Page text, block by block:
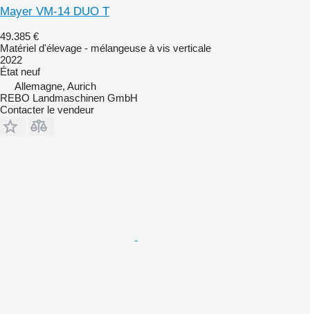
Mayer VM-14 DUO T
49.385 €
Matériel d'élevage - mélangeuse à vis verticale
2022
État neuf
Allemagne, Aurich
REBO Landmaschinen GmbH
Contacter le vendeur